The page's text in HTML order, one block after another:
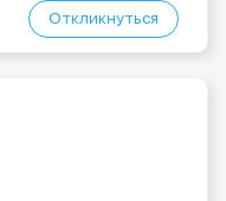
Откликнуться